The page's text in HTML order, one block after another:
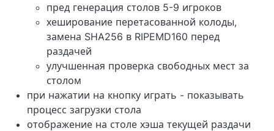
пред генерация столов 5-9 игроков
хеширование перетасованной колоды,
замена SHA256 в RIPEMD160 перед
раздачей
улучшенная проверка свободных мест за
столом
при нажатии на кнопку играть - показывать
процесс загрузки стола
отображение на столе хэша текущей раздачи